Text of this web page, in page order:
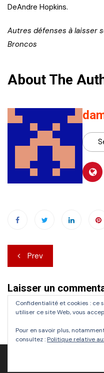
DeAndre Hopkins.
Autres défenses à laisser
Broncos
About The
Navigation
de
l’article
Prev
Laisser un
Vous devezvous
Confidentialité et cookies : ce
utiliser ce site Web, vous
Pour en savoir plus,
consultez : Politique relative